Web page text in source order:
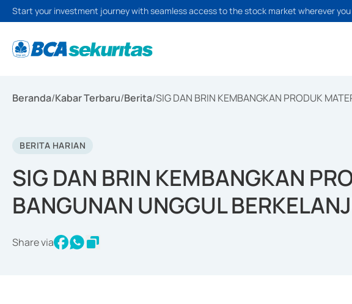
Start your investment journey with seamless access to the stock market wherever you
Beranda/Kabar Terbaru/Berita/SIG DAN BRIN KEMBANGKAN PRODUK
BERITA HARIAN
SIG DAN BRIN KEMBANGKAN
BANGUNAN UNGGUL
Share via